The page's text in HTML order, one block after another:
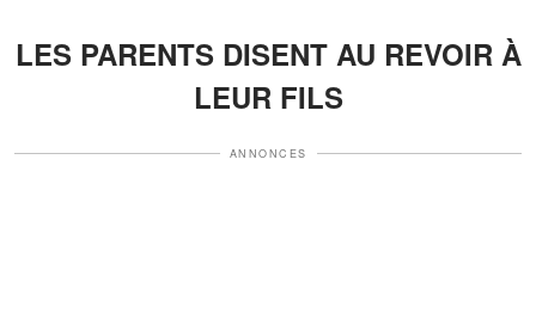
LES PARENTS DISENT AU REVOIR À
LEUR FILS
ANNONCES